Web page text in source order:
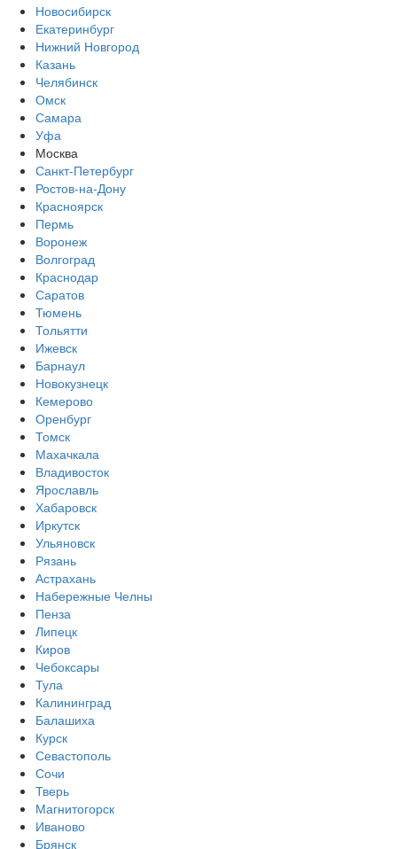
Новосибирск
Екатеринбург
Нижний Новгород
Казань
Челябинск
Омск
Самара
Уфа
Москва
Санкт-Петербург
Ростов-на-Дону
Красноярск
Пермь
Воронеж
Волгоград
Краснодар
Саратов
Тюмень
Тольятти
Ижевск
Барнаул
Новокузнецк
Кемерово
Оренбург
Томск
Махачкала
Владивосток
Ярославль
Хабаровск
Иркутск
Ульяновск
Рязань
Астрахань
Набережные Челны
Пенза
Липецк
Киров
Чебоксары
Тула
Калининград
Балашиха
Курск
Севастополь
Сочи
Тверь
Магнитогорск
Иваново
Брянск